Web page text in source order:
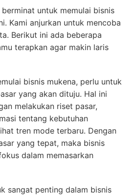
untuk memulai bisnis
Kami anjurkan untuk mencoba
Berikut ini ada beberapa
terapkan agar makin laris
bisnis mukena, perlu untuk
yang akan dituju. Hal ini
melakukan riset pasar,
tentang kebutuhan
tren mode terbaru. Dengan
yang tepat, maka bisnis
dalam memasarkan
sangat penting dalam bisnis